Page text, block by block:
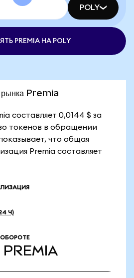
POLY
PREMIA НА POLY
рынка Premia
составляет 0,0144 $ за
токенов в обращении
что общая
Premia составляет
Ч)
PREMIA